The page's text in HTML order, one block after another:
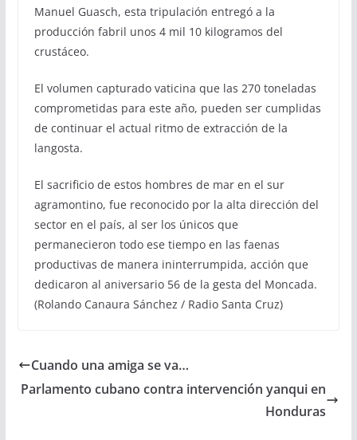
Manuel Guasch, esta tripulación entregó a la
producción fabril unos 4 mil 10 kilogramos del
crustáceo.
El volumen capturado vaticina que las 270 toneladas
comprometidas para este año, pueden ser cumplidas
de continuar el actual ritmo de extracción de la
langosta.
El sacrificio de estos hombres de mar en el sur
agramontino, fue reconocido por la alta dirección del
sector en el país, al ser los únicos que
permanecieron todo ese tiempo en las faenas
productivas de manera ininterrumpida, acción que
dedicaron al aniversario 56 de la gesta del Moncada.
(Rolando Canaura Sánchez / Radio Santa Cruz)
Cuando una amiga se va…
Parlamento cubano contra intervención yanqui en
Honduras